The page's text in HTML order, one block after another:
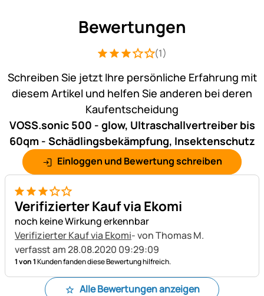
Bewertungen
Bewertung: 3 von 5 (1 Bewertungen)
1 Bewertung(1)
Schreiben Sie jetzt Ihre persönliche Erfahrung mit
diesem Artikel und helfen Sie anderen bei deren
Kaufentscheidung
VOSS.sonic 500 - glow, Ultraschallvertreiber bis
60qm - Schädlingsbekämpfung, Insektenschutz
Einloggen und Bewertung schreiben
3 von 5
Verifizierter Kauf via Ekomi
noch keine Wirkung erkennbar
Verifizierter Kauf via Ekomi- von Thomas M.
verfasst am 28.08.2020 09:29:09
1 von 1Kunden fanden diese Bewertung hilfreich.
Alle Bewertungen anzeigen